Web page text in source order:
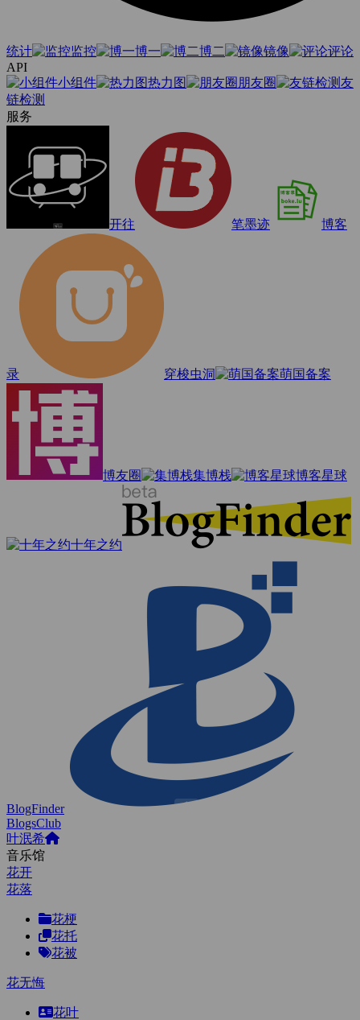
统计 监控 博一 博二 镜像
评论
API
小组件
热力图 朋友圈
友
链检测
服务
开往 笔墨迹 博客
录 穿梭虫洞 萌国备案
博友圈 集博栈 博客星球
十年之约
BlogFinder
BlogsClub
叶泯希
音乐馆
花开
花落
花梗
花托
花被
花无悔
花叶